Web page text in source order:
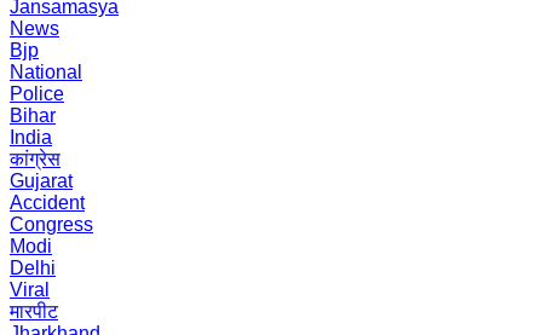
Jansamasya
News
Bjp
National
Police
Bihar
India
कांग्रेस
Gujarat
Accident
Congress
Modi
Delhi
Viral
मारपीट